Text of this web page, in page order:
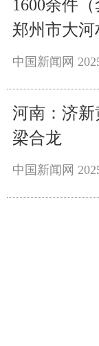
1600余件
郑州市大
中国新闻网
河南：济
梁合龙
中国新闻网